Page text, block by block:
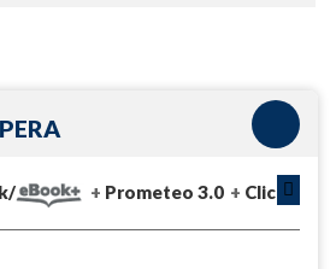
Prometeo 3.0 Clic